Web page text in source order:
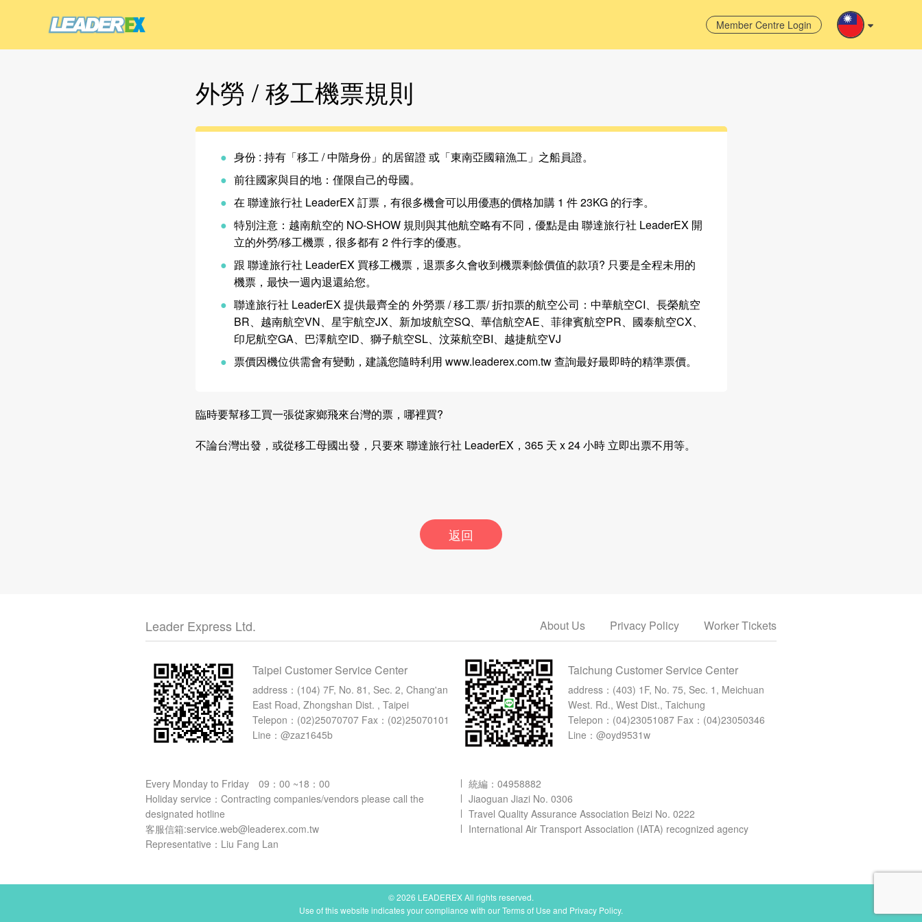
Member Centre Login
外勞 / 移工機票規則
身份 : 持有「移工 / 中階身份」的居留證 或「東南亞國籍漁工」之船員證。
前往國家與目的地：僅限自己的母國。
在 聯達旅行社 LeaderEX 訂票，有很多機會可以用優惠的價格加購 1 件 23KG 的行李。
特別注意：越南航空的 NO-SHOW 規則與其他航空略有不同，優點是由 聯達旅行社 LeaderEX 開
立的外勞/移工機票，很多都有 2 件行李的優惠。
跟 聯達旅行社 LeaderEX 買移工機票，退票多久會收到機票剩餘價值的款項? 只要是全程未用的
機票，最快一週內退還給您。
聯達旅行社 LeaderEX 提供最齊全的 外勞票 / 移工票/ 折扣票的航空公司：中華航空CI、長榮航空
BR、越南航空VN、星宇航空JX、新加坡航空SQ、華信航空AE、菲律賓航空PR、國泰航空CX、
印尼航空GA、巴澤航空ID、獅子航空SL、汶萊航空BI、越捷航空VJ
票價因機位供需會有變動，建議您隨時利用 www.leaderex.com.tw 查詢最好最即時的精準票價。
臨時要幫移工買一張從家鄉飛來台灣的票，哪裡買?
不論台灣出發，或從移工母國出發，只要來 聯達旅行社 LeaderEX，365 天 x 24 小時 立即出票不用等。
返回
Leader Express Ltd. About Us Privacy Policy Worker Tickets
Taipei Customer Service Center
address： (104) 7F, No. 81, Sec. 2, Chang'an
East Road, Zhongshan Dist. , Taipei
Telepon： (02)25070707 Fax：(02)25070101
Line：@zaz1645b
Taichung Customer Service Center
address： (403) 1F, No. 75, Sec. 1, Meichuan
West. Rd., West Dist., Taichung
Telepon： (04)23051087 Fax：(04)23050346
Line：@oyd9531w
Every Monday to Friday 09：00 ~18：00
Holiday service：Contracting companies/vendors please call the
designated hotline
客服信箱:service.web@leaderex.com.tw
Representative：Liu Fang Lan
統編：04958882
Jiaoguan Jiazi No. 0306
Travel Quality Assurance Association Beizi No. 0222
International Air Transport Association (IATA) recognized agency
© 2026 LEADEREX All rights reserved.
Use of this website indicates your compliance with our Terms of Use and Privacy Policy.